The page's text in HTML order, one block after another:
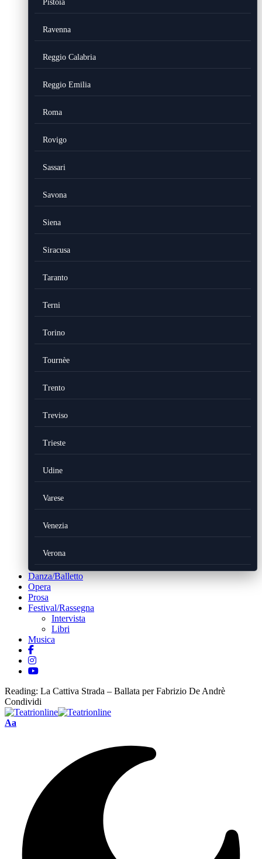
Pistoia
Ravenna
Reggio Calabria
Reggio Emilia
Roma
Rovigo
Sassari
Savona
Siena
Siracusa
Taranto
Terni
Torino
Tournèe
Trento
Treviso
Trieste
Udine
Varese
Venezia
Verona
Danza/Balletto
Opera
Prosa
Festival/Rassegna
Intervista
Libri
Musica
Reading: La Cattiva Strada – Ballata per Fabrizio De Andrè
Condividi
Font
Aa